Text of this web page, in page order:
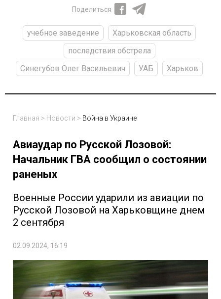
Поделиться
учебное заведение
Харьковская область
последствия обстрела
Синегубов Олег Васильевич
УАБ Харьков
Главная > Новости > Война в Украине
Авиаудар по Русской Лозовой:
Начальник ГВА сообщил о состоянии
раненых
Военные России ударили из авиации по
Русской Лозовой на Харьковщине днем
2 сентября
02.09.2024, 16:19